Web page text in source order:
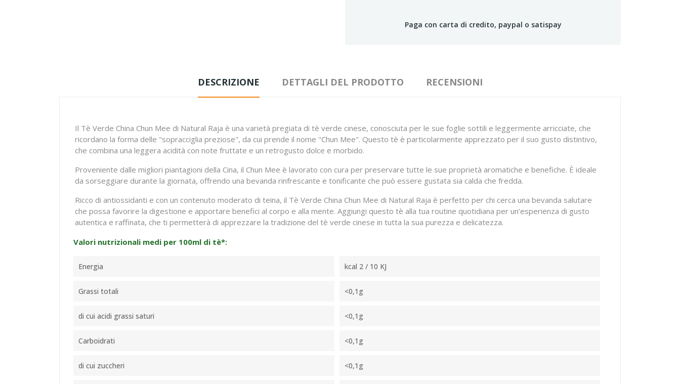
Paga con carta di credito, paypal o satispay
DESCRIZIONE DETTAGLI DEL PRODOTTO RECENSIONI
Il Tè Verde China Chun Mee di Natural Raja è una varietà pregiata di tè verde cinese, conosciuta per le sue foglie sottili e leggermente arricciate, che
ricordano la forma delle "sopracciglia preziose", da cui prende il nome "Chun Mee". Questo tè è particolarmente apprezzato per il suo gusto distintivo,
che combina una leggera acidità con note fruttate e un retrogusto dolce e morbido.
Proveniente dalle migliori piantagioni della Cina, il Chun Mee è lavorato con cura per preservare tutte le sue proprietà aromatiche e benefiche. È ideale
da sorseggiare durante la giornata, offrendo una bevanda rinfrescante e tonificante che può essere gustata sia calda che fredda.
Ricco di antiossidanti e con un contenuto moderato di teina, il Tè Verde China Chun Mee di Natural Raja è perfetto per chi cerca una bevanda salutare
che possa favorire la digestione e apportare benefici al corpo e alla mente. Aggiungi questo tè alla tua routine quotidiana per un’esperienza di gusto
autentica e raffinata, che ti permetterà di apprezzare la tradizione del tè verde cinese in tutta la sua purezza e delicatezza.
Valori nutrizionali medi per 100ml di tè*:
Energia kcal 2 / 10 KJ
Grassi totali <0,1g
di cui acidi grassi saturi <0,1g
Carboidrati <0,1g
di cui zuccheri <0,1g